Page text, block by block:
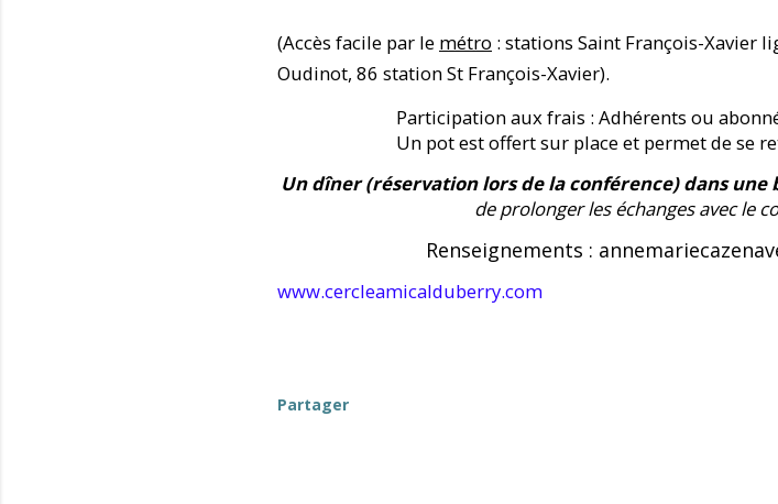
(Accès facile par le métro : stations Saint François-Xavier
Oudinot, 86 station St François-Xavier).
Participation aux frais : Adhérents ou
Un pot est offert sur place et permet de se
Un dîner (réservation lors de la conférence) dans une
de prolonger les échanges avec le
Renseignements :
www.cercleamicalduberry.com
Partager